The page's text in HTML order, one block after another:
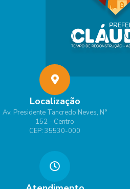
Localização
Av. Presidente Tancredo Neves, N°
152 - Centro
CEP: 35530-000